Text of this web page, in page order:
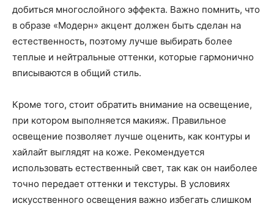
добиться многослойного эффекта. Важно помнить, что
в образе «Модерн» акцент должен быть сделан на
естественность, поэтому лучше выбирать более
теплые и нейтральные оттенки, которые гармонично
вписываются в общий стиль.
Кроме того, стоит обратить внимание на освещение,
при котором выполняется макияж. Правильное
освещение позволяет лучше оценить, как контуры и
хайлайт выглядят на коже. Рекомендуется
использовать естественный свет, так как он наиболее
точно передает оттенки и текстуры. В условиях
искусственного освещения важно избегать слишком